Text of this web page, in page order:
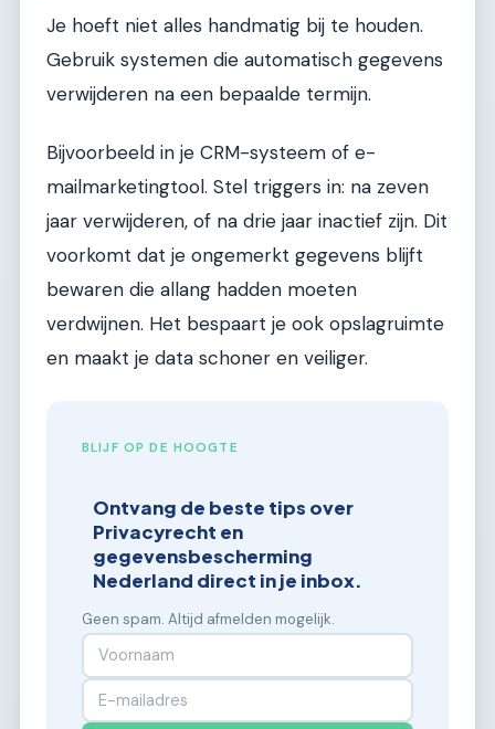
Je hoeft niet alles handmatig bij te houden.
Gebruik systemen die automatisch gegevens
verwijderen na een bepaalde termijn.
Bijvoorbeeld in je CRM-systeem of e-
mailmarketingtool. Stel triggers in: na zeven
jaar verwijderen, of na drie jaar inactief zijn. Dit
voorkomt dat je ongemerkt gegevens blijft
bewaren die allang hadden moeten
verdwijnen. Het bespaart je ook opslagruimte
en maakt je data schoner en veiliger.
BLIJF OP DE HOOGTE
Ontvang de beste tips over
Privacyrecht en
gegevensbescherming
Nederland direct in je inbox.
Geen spam. Altijd afmelden mogelijk.